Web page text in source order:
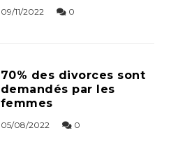
09/11/2022 0
70% des divorces sont
demandés par les
femmes
05/08/2022 0